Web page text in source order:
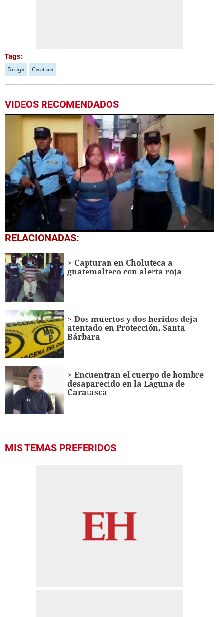
Tags:
Droga Captura
VIDEOS RECOMENDADOS
0
seconds
25
seconds
RELACIONADAS:
Capturan en Choluteca a
guatemalteco con alerta roja
Dos muertos y dos heridos deja
atentado en Protección, Santa
Bárbara
Encuentran el cuerpo de hombre
desaparecido en la Laguna de
Caratasca
MIS TEMAS PREFERIDOS